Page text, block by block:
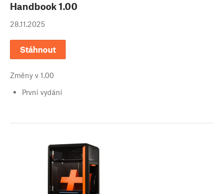
Handbook 1.00
28.11.2025
Stáhnout
Změny v 1.00
První vydání